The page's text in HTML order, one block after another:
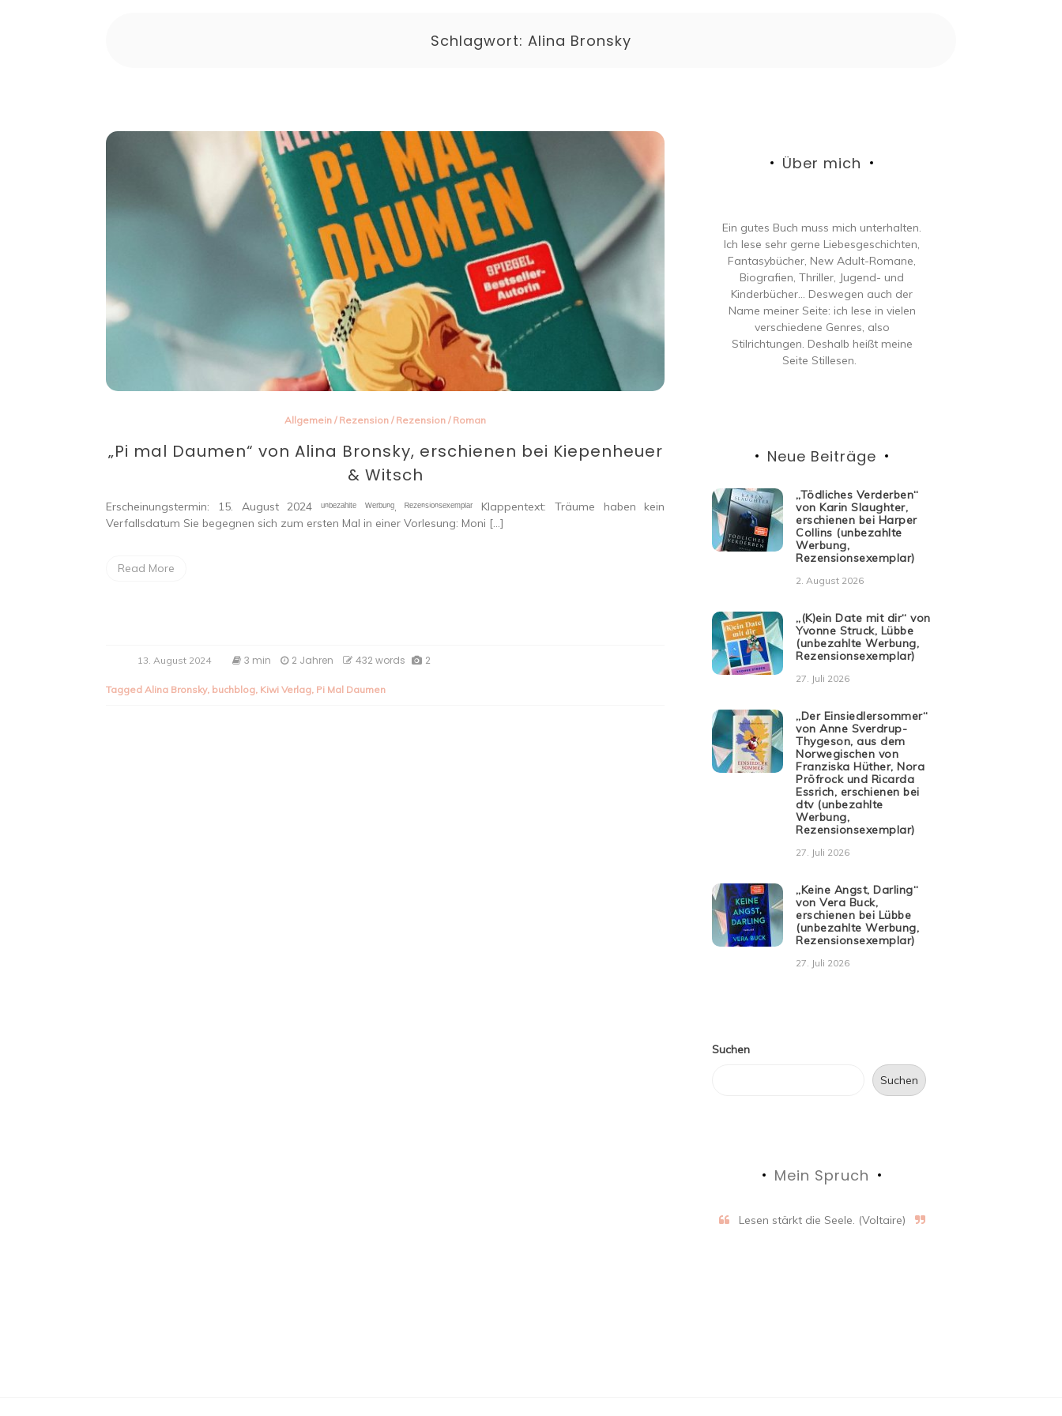
Schlagwort: Alina Bronsky
Allgemein / Rezension / Rezension / Roman
„Pi mal Daumen“ von Alina Bronsky, erschienen bei Kiepenheuer
& Witsch
Erscheinungstermin: 15. August 2024 ᵘⁿᵇᵉᶻᵃʰˡᵗᵉ ᵂᵉʳᵇᵘⁿᵍ, ᴿᵉᶻᵉⁿˢⁱᵒⁿˢᵉˣᵉᵐᵖˡᵃʳ Klappentext: Träume haben kein
Verfallsdatum Sie begegnen sich zum ersten Mal in einer Vorlesung: Moni […]
Read More
13. August 2024 3 min 2 Jahren 432 words 2
TaggedAlina Bronsky, buchblog, Kiwi Verlag, Pi Mal Daumen
Über mich
Ein gutes Buch muss mich unterhalten.
Ich lese sehr gerne Liebesgeschichten,
Fantasybücher, New Adult-Romane,
Biografien, Thriller, Jugend- und
Kinderbücher… Deswegen auch der
Name meiner Seite: ich lese in vielen
verschiedene Genres, also
Stilrichtungen. Deshalb heißt meine
Seite Stillesen.
Neue Beiträge
„Tödliches Verderben“
von Karin Slaughter,
erschienen bei Harper
Collins (unbezahlte
Werbung,
Rezensionsexemplar)
2. August 2026
„(K)ein Date mit dir“ von
Yvonne Struck, Lübbe
(unbezahlte Werbung,
Rezensionsexemplar)
27. Juli 2026
„Der Einsiedlersommer“
von Anne Sverdrup-
Thygeson, aus dem
Norwegischen von
Franziska Hüther, Nora
Pröfrock und Ricarda
Essrich, erschienen bei
dtv (unbezahlte
Werbung,
Rezensionsexemplar)
27. Juli 2026
„Keine Angst, Darling“
von Vera Buck,
erschienen bei Lübbe
(unbezahlte Werbung,
Rezensionsexemplar)
27. Juli 2026
Suchen
Suchen
Mein Spruch
Lesen stärkt die Seele. (Voltaire)